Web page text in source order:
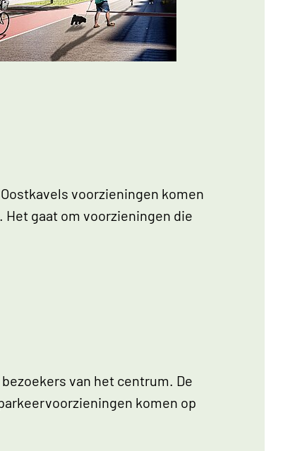
voorzieningen komen
gaat om voorzieningen die
van het centrum. De
komen op